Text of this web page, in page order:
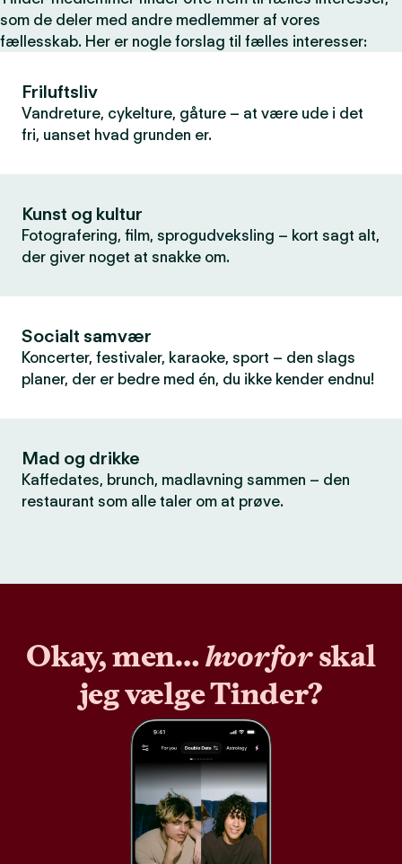
som de deler med andre medlemmer af vores
fællesskab. Her er nogle forslag til fælles interesser:
Friluftsliv
Vandreture, cykelture, gåture – at være ude i det
fri, uanset hvad grunden er.
Kunst og kultur
Fotografering, film, sprogudveksling – kort sagt alt,
der giver noget at snakke om.
Socialt samvær
Koncerter, festivaler, karaoke, sport – den slags
planer, der er bedre med én, du ikke kender endnu!
Mad og drikke
Kaffedates, brunch, madlavning sammen – den
restaurant som alle taler om at prøve.
Okay, men…hvorforskal
jeg vælge Tinder?